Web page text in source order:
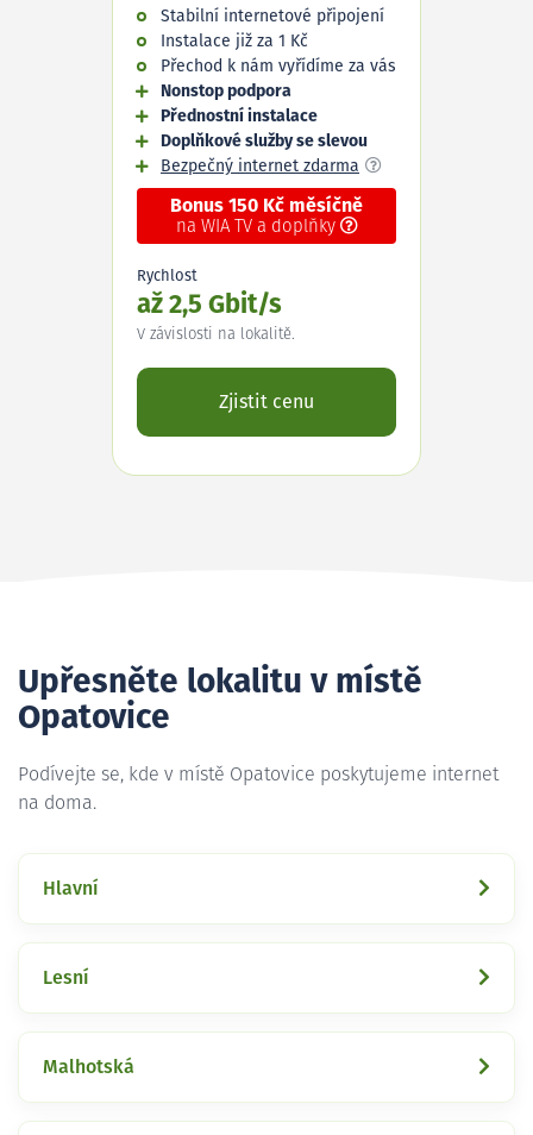
Stabilní internetové připojení
Instalace již za 1 Kč
Přechod k nám vyřídíme za vás
Nonstop podpora
Přednostní instalace
Doplňkové služby se slevou
Bezpečný internet zdarma
Bonus 150 Kč měsíčně
na WIA TV a doplňky
Rychlost
až 2,5 Gbit/s
V závislosti na lokalitě.
Zjistit cenu
Upřesněte lokalitu v místě
Opatovice
Podívejte se, kde v místě Opatovice poskytujeme internet
na doma.
Hlavní
Lesní
Malhotská